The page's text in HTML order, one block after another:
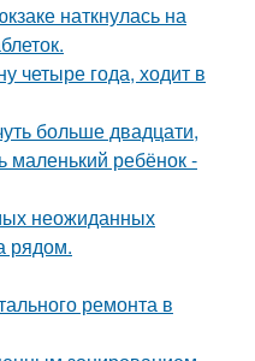
наткнулась на
четыре года, ходит в
больше двадцати,
маленький ребёнок -
неожиданных
рядом.
ремонта в